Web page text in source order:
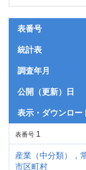
表番号
統計表
調査年月
公開（更新）日
表示・ダウンロー
表番号 1
産業（中分類），
市区町村